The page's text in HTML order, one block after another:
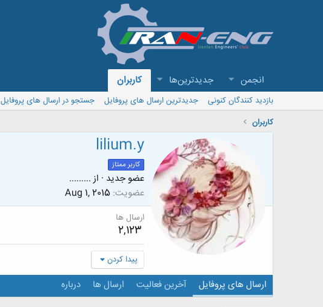
انجمن جدیدترین‌ها کاربران
بازدید کنندگان کنونی جدیدترین ارسال های پروفایل
جستجو در ارسال های پروفایل
کاربران
lilium.y
کاربر ممتاز
عضو جدید · از .........
عضویت Aug 1, 2015
ارسال ها
2,123
پیدا کردن
ارسال های پروفایل آخرین فعالیت ارسال ها درباره